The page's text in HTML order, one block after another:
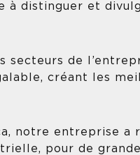
à distinguer et
secteurs de
créant les
notre entreprise a
pour de